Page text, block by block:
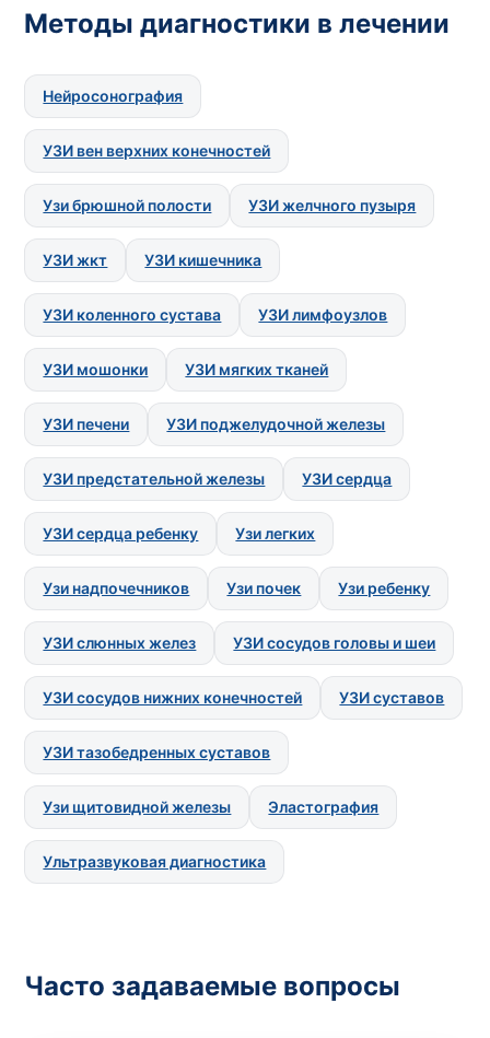
Методы диагностики в лечении
Нейросонография
УЗИ вен верхних конечностей
Узи брюшной полости УЗИ желчного пузыря
УЗИ жкт УЗИ кишечника
УЗИ коленного сустава УЗИ лимфоузлов
УЗИ мошонки УЗИ мягких тканей
УЗИ печени УЗИ поджелудочной железы
УЗИ предстательной железы УЗИ сердца
УЗИ сердца ребенку Узи легких
Узи надпочечников Узи почек Узи ребенку
УЗИ слюнных желез УЗИ сосудов головы и шеи
УЗИ сосудов нижних конечностей УЗИ суставов
УЗИ тазобедренных суставов
Узи щитовидной железы Эластография
Ультразвуковая диагностика
Часто задаваемые вопросы